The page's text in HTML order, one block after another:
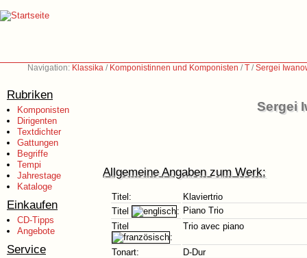
Navigation: Klassika / Komponistinnen und Komponisten /T /Sergei
Rubriken
Komponisten
Dirigenten
Textdichter
Gattungen
Begriffe
Tempi
Jahrestage
Kataloge
Einkaufen
CD-Tipps
Angebote
Service
Sergei
Allgemeine Angaben zum Werk:
Titel:
Klaviertrio
Titel
: Piano Trio
Titel
:
Trio avec piano
Tonart:
D-Dur